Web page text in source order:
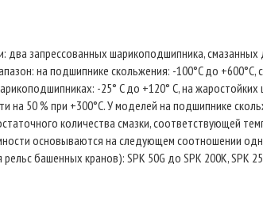
запрессованных шарикоподшипника, смазанных
на подшипнике скольжения: -100°C до +600°C,
-25° C до +120° C, на
на 50 % при +300°C. У моделей на подшипнике
количества смазки, соответствующей
основываются на следующем соотношении
башенных кранов): SPK 50G до SPK 200K, SPK